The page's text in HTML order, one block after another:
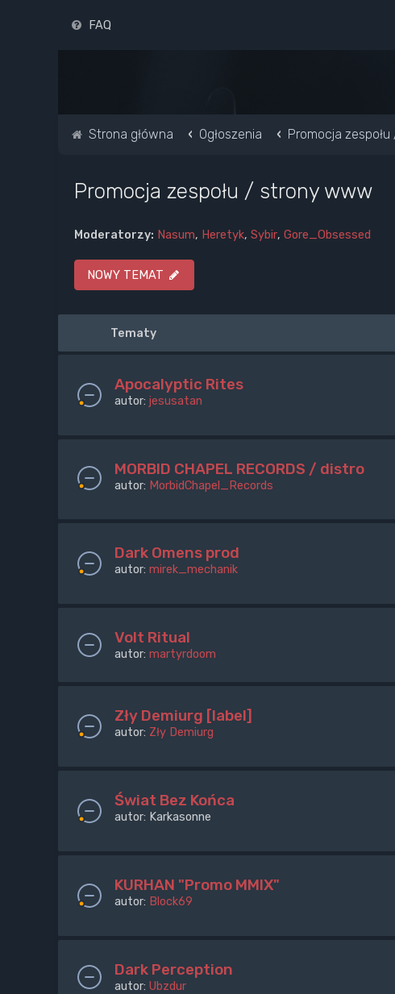
FAQ
Strona główna Ogłoszenia Promocja
Promocja zespołu / strony www
Moderatorzy: Nasum, Heretyk, Sybir, Gore_Obsessed
NOWY TEMAT
Tematy
Apocalyptic Rites
autor: jesusatan
MORBID CHAPEL RECORDS / distro
autor: MorbidChapel_Records
Dark Omens prod
autor: mirek_mechanik
Volt Ritual
autor: martyrdoom
Zły Demiurg [label]
autor: Zły Demiurg
Świat Bez Końca
autor: Karkasonne
KURHAN "Promo MMIX"
autor: Block69
Dark Perception
autor: Ubzdur